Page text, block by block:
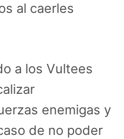
al caerles
a los Vultees
enemigas y
de no poder